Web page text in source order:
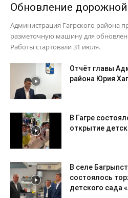
Обновление дорожной
Администрация Гагрского района
разметочную машину для
Работы стартовали 31 июля.
Отчёт главы
района Юрия
В Гагре
открытие
В селе
состоялось
детского сада